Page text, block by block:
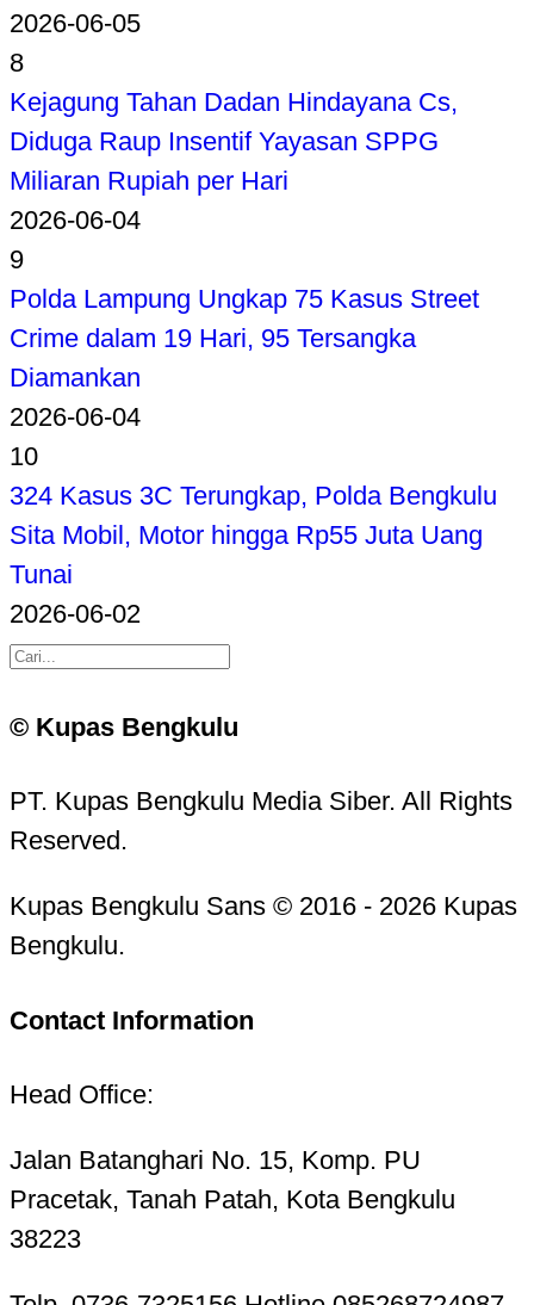
2026-06-05
8
Kejagung Tahan Dadan Hindayana Cs,
Diduga Raup Insentif Yayasan SPPG
Miliaran Rupiah per Hari
2026-06-04
9
Polda Lampung Ungkap 75 Kasus Street
Crime dalam 19 Hari, 95 Tersangka
Diamankan
2026-06-04
10
324 Kasus 3C Terungkap, Polda Bengkulu
Sita Mobil, Motor hingga Rp55 Juta Uang
Tunai
2026-06-02
© Kupas Bengkulu
PT. Kupas Bengkulu Media Siber. All Rights
Reserved.
Kupas Bengkulu Sans © 2016 - 2026 Kupas
Bengkulu.
Contact Information
Head Office:
Jalan Batanghari No. 15, Komp. PU
Pracetak, Tanah Patah, Kota Bengkulu
38223